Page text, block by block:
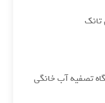
تصفیه آب خانگی